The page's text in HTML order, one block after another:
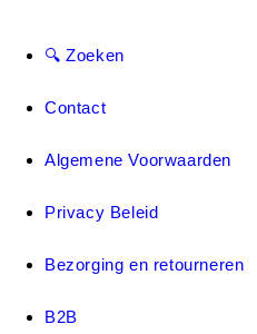
🔍 Zoeken
Contact
Algemene Voorwaarden
Privacy Beleid
Bezorging en retourneren
B2B